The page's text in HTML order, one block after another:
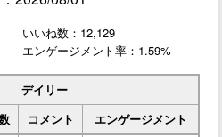
いいね数：12,129
エンゲージメント率：1.59%
デイリー
コメント
エンゲージメント